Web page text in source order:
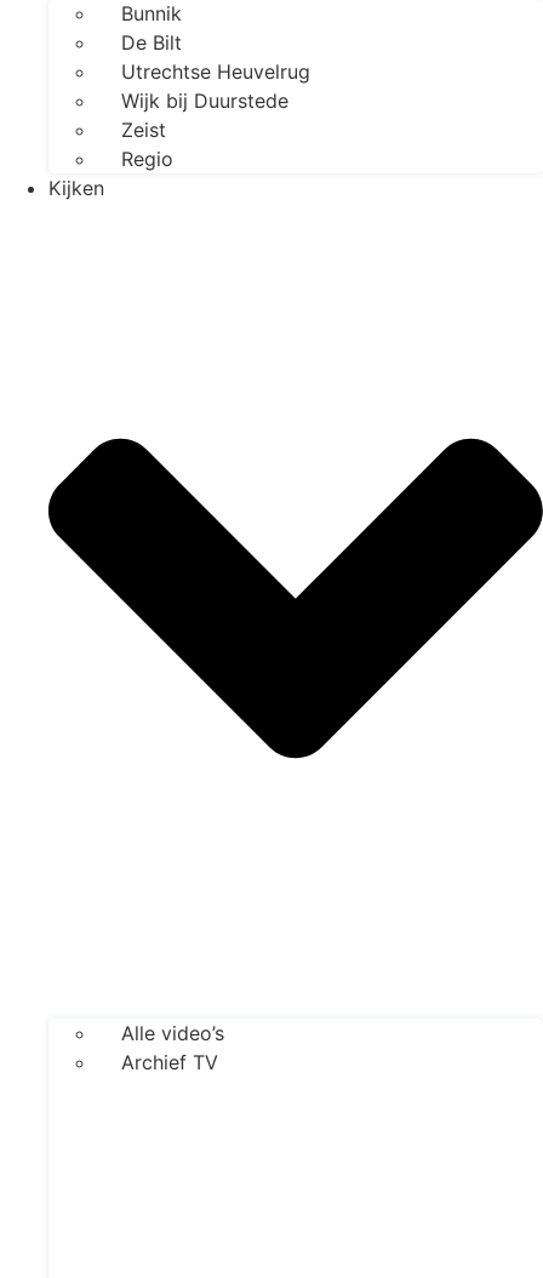
Bunnik
De Bilt
Utrechtse Heuvelrug
Wijk bij Duurstede
Zeist
Regio
Kijken
Alle video’s
Archief TV